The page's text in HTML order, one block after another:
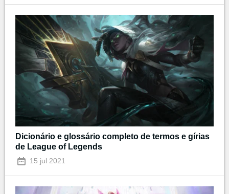
Dicionário e glossário completo de termos e gírias
de League of Legends
15 jul 2021